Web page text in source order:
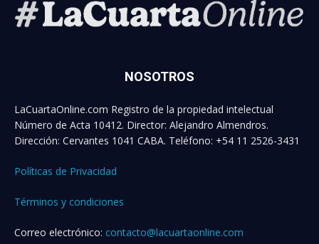
NOSOTROS
LaCuartaOnline.com Registro de la propiedad intelectual
Número de Acta 10412. Director: Alejandro Almendros.
Dirección: Cervantes 1041 CABA. Teléfono: +54 11 2526-3431
Políticas de Privacidad
Términos y condiciones
Correo electrónico: contacto@lacuartaonline.com